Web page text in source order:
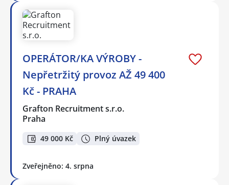
OPERÁTOR/KA VÝROBY -
Nepřetržitý provoz AŽ 49 400
Kč - PRAHA
Grafton Recruitment s.r.o.
Praha
49 000 Kč Plný úvazek
Zveřejněno: 4. srpna